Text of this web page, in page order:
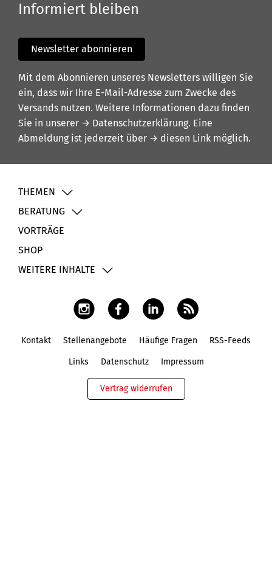
Informiert bleiben
Newsletter abonnieren
Mit dem Abonnieren unseres Newsletters willigen Sie
ein, dass wir Ihre E-Mail-Adresse zum Zwecke des
Versands nutzen. Weitere Informationen dazu finden
Sie in unserer → Datenschutzerklärung. Eine
Abmeldung ist jederzeit über → diesen Link möglich.
THEMEN
BERATUNG
VORTRÄGE
SHOP
WEITERE INHALTE
Kontakt Stellenangebote Häufige Fragen RSS-Feeds
Links Datenschutz Impressum
Vertrag widerrufen